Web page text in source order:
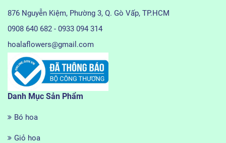
876 Nguyễn Kiệm, Phường 3, Q. Gò Vấp, TP.HCM
0908 640 682 - 0933 094 314
hoalaflowers@gmail.com
Danh Mục Sản Phẩm
Bó hoa
Giỏ hoa